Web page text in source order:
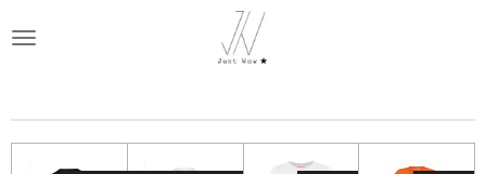
direct
hoofdinhoud